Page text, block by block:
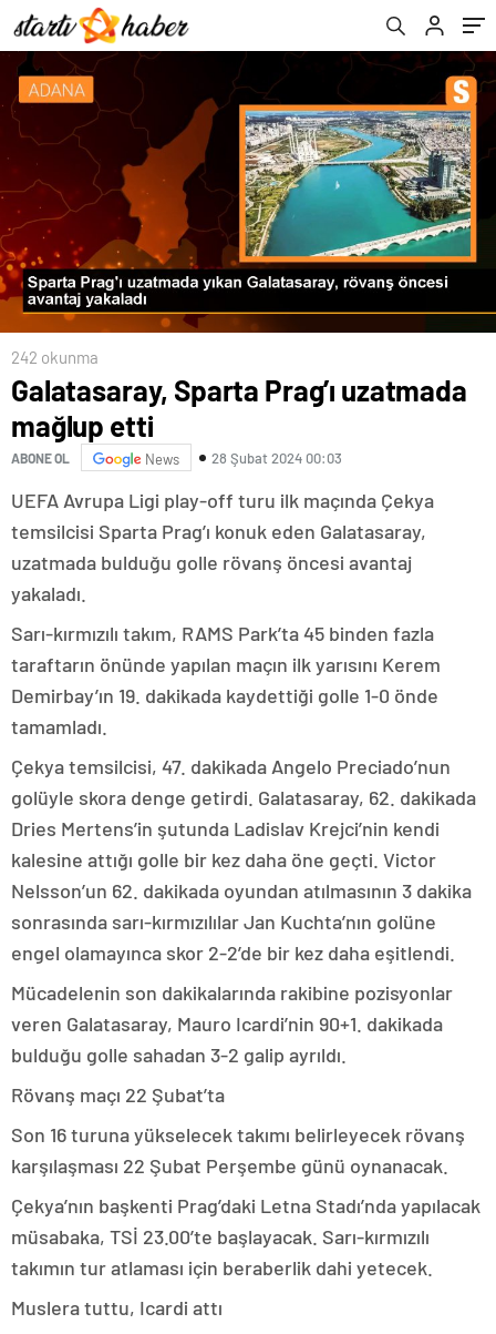
242 okunma
Galatasaray, Sparta Prag’ı uzatmada
mağlup etti
ABONE OL News 28 Şubat 2024 00:03
UEFA Avrupa Ligi play-off turu ilk maçında Çekya
temsilcisi Sparta Prag’ı konuk eden Galatasaray,
uzatmada bulduğu golle rövanş öncesi avantaj
yakaladı.
Sarı-kırmızılı takım, RAMS Park’ta 45 binden fazla
taraftarın önünde yapılan maçın ilk yarısını Kerem
Demirbay’ın 19. dakikada kaydettiği golle 1-0 önde
tamamladı.
Çekya temsilcisi, 47. dakikada Angelo Preciado’nun
golüyle skora denge getirdi. Galatasaray, 62. dakikada
Dries Mertens’in şutunda Ladislav Krejci’nin kendi
kalesine attığı golle bir kez daha öne geçti. Victor
Nelsson’un 62. dakikada oyundan atılmasının 3 dakika
sonrasında sarı-kırmızılılar Jan Kuchta’nın golüne
engel olamayınca skor 2-2’de bir kez daha eşitlendi.
Mücadelenin son dakikalarında rakibine pozisyonlar
veren Galatasaray, Mauro Icardi’nin 90+1. dakikada
bulduğu golle sahadan 3-2 galip ayrıldı.
Rövanş maçı 22 Şubat’ta
Son 16 turuna yükselecek takımı belirleyecek rövanş
karşılaşması 22 Şubat Perşembe günü oynanacak.
Çekya’nın başkenti Prag’daki Letna Stadı’nda yapılacak
müsabaka, TSİ 23.00’te başlayacak. Sarı-kırmızılı
takımın tur atlaması için beraberlik dahi yetecek.
Muslera tuttu, Icardi attı